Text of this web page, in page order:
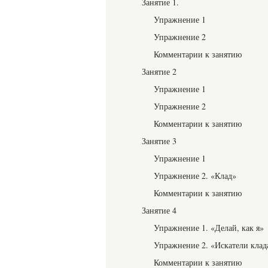
Упражнение 1
Упражнение 2
Комментарии к занятию
Занятие 2
Упражнение 1
Упражнение 2
Комментарии к занятию
Занятие 3
Упражнение 1
Упражнение 2. «Клад»
Комментарии к занятию
Занятие 4
Упражнение 1. «Делай, как я»
Упражнение 2. «Искатели
Комментарии к занятию